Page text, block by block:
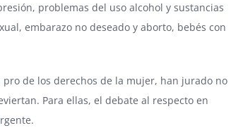
problemas del uso alcohol y sustancias
embarazo no deseado y aborto, bebés con
de los derechos de la mujer, han jurado no
Para ellas, el debate al respecto en